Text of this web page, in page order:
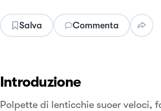
Salva Commenta
Introduzione
Polpette di lenticchie suoer veloci,